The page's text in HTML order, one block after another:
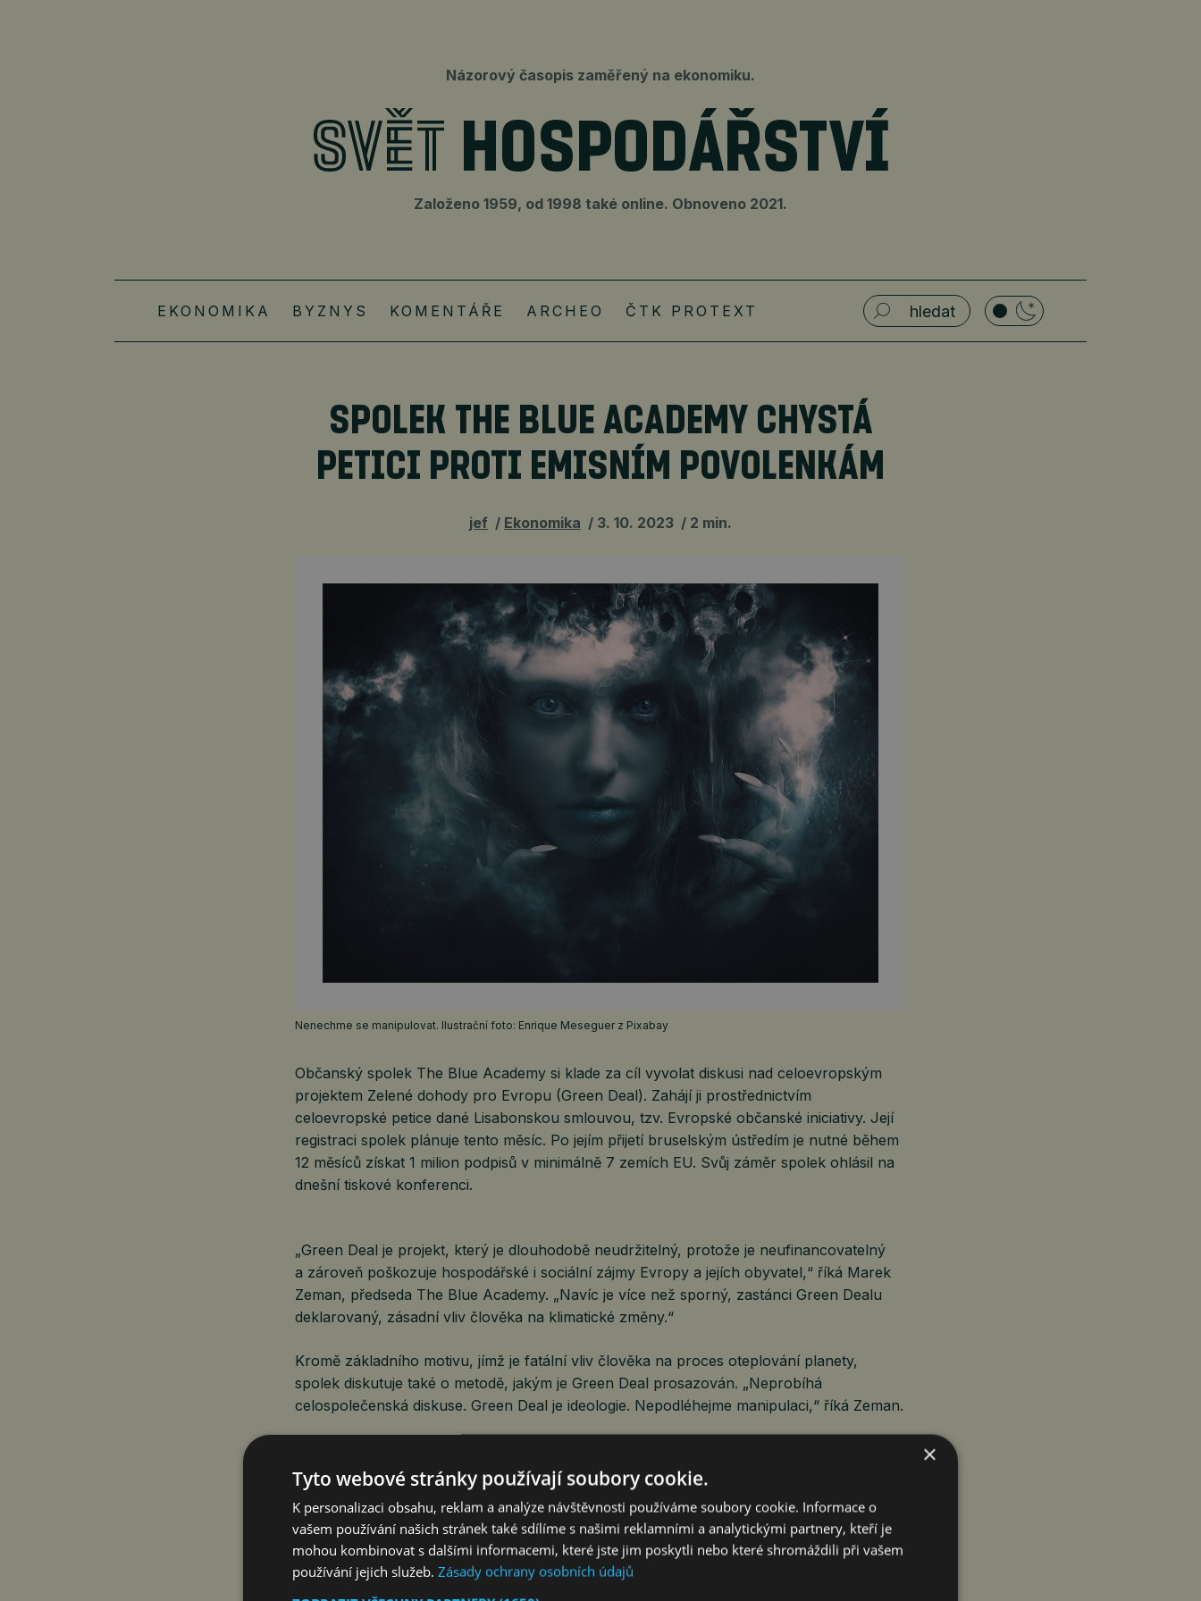
Názorový časopis zaměřený na ekonomiku.
Založeno 1959, od 1998 také online. Obnoveno 2021.
EKONOMIKA BYZNYS KOMENTÁŘE ARCHEO ČTK PROTEXT
SPOLEK THE BLUE ACADEMY CHYSTÁ
PETICI PROTI EMISNÍM POVOLENKÁM
jef Ekonomika 3. 10. 2023 2 min.
Nenechme se manipulovat. Ilustrační foto: Enrique Meseguer z Pixabay
Občanský spolek The Blue Academy si klade za cíl vyvolat diskusi nad celoevropským
projektem Zelené dohody pro Evropu (Green Deal). Zahájí ji prostřednictvím
celoevropské petice dané Lisabonskou smlouvou, tzv. Evropské občanské iniciativy. Její
registraci spolek plánuje tento měsíc. Po jejím přijetí bruselským ústředím je nutné během
12 měsíců získat 1 milion podpisů v minimálně 7 zemích EU. Svůj záměr spolek ohlásil na
dnešní tiskové konferenci.
„Green Deal je projekt, který je dlouhodobě neudržitelný, protože je neufinancovatelný
a zároveň poškozuje hospodářské i sociální zájmy Evropy a jejích obyvatel,“ říká Marek
Zeman, předseda The Blue Academy. „Navíc je více než sporný, zastánci Green Dealu
deklarovaný, zásadní vliv člověka na klimatické změny.“
Kromě základního motivu, jímž je fatální vliv člověka na proces oteplování planety,
spolek diskutuje také o metodě, jakým je Green Deal prosazován. „Neprobíhá
celospolečenská diskuse. Green Deal je ideologie. Nepodléhejme manipulaci,“ říká Zeman.
Spolek mj. odmítá odtržení hospodářského růstu od ochrany ovzduší a planety. Obává
se, že tento směr nastolený v Evropě klima nezlepší, ale povede k zásadnímu chudnutí
a politické radikalizaci obyvatelstva. „Evropa zchudne, zchudne velká většina jejích
obyvatel a vzniknou sociální problémy, které možná ani nebudeme umět řešit,“ říká
Marek Zeman.
×
Tyto webové stránky používají soubory cookie.
K personalizaci obsahu, reklam a analýze návštěvnosti používáme soubory cookie. Informace o
vašem používání našich stránek také sdílíme s našimi reklamními a analytickými partnery, kteří je
mohou kombinovat s dalšími informacemi, které jste jim poskytli nebo které shromáždili při vašem
používání jejich služeb. Zásady ochrany osobních údajů